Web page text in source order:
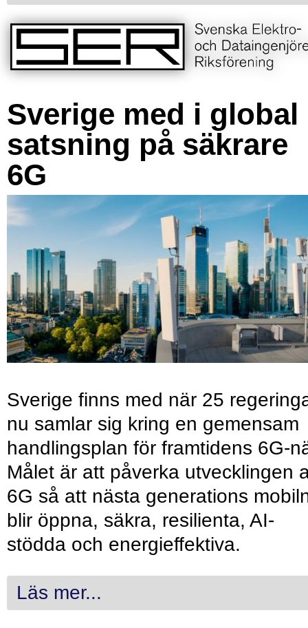
Sverige med i global
satsning på säkrare
6G
Sverige finns med när 25
nu samlar sig kring en gemensam
handlingsplan för framtidens 6G-
Målet är att påverka utvecklingen
6G så att nästa generations
blir öppna, säkra, resilienta, AI-
stödda och energieffektiva.
Läs mer...